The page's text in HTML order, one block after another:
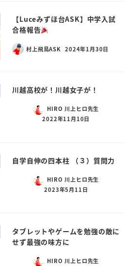
【Luceみずほ台ASK】中学入試
合格報告
村上飛鳥ASK 2024年1月30日
川越高校が！川越女子が！
HIRO 川上ヒロ先生
2022年11月10日
自学自伸の四本柱 （３）質問力
HIRO 川上ヒロ先生
2023年5月11日
タブレットやゲームを勉強の敵に
せず最強の味方に
HIRO 川上ヒロ先生